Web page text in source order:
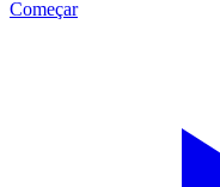
Começar